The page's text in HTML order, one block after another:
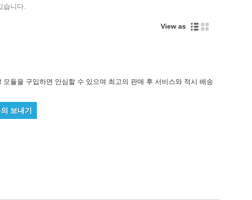
니다.
View as
모듈을 구입하면 안심할 수 있으며 최고의 판매 후 서비스와 적시 배송
보내기